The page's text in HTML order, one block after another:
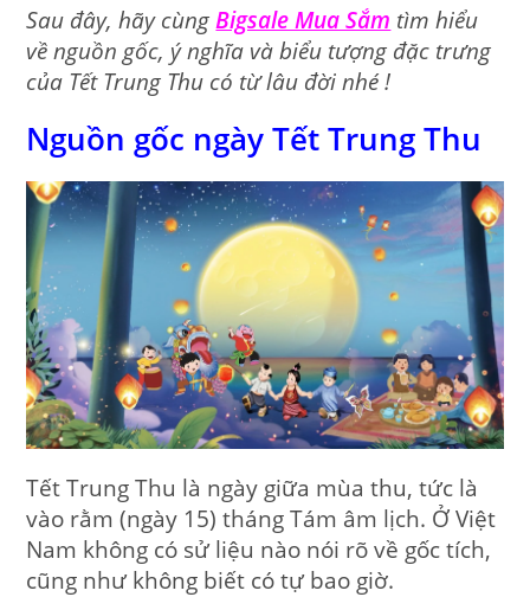
Sau đây, hãy cùng Bigsale Mua Sắm tìm hiểu
về nguồn gốc, ý nghĩa và biểu tượng đặc trưng
của Tết Trung Thu có từ lâu đời nhé !
Nguồn gốc ngày Tết Trung Thu
Tết Trung Thu là ngày giữa mùa thu, tức là
vào rằm (ngày 15) tháng Tám âm lịch. Ở Việt
Nam không có sử liệu nào nói rõ về gốc tích,
cũng như không biết có tự bao giờ.